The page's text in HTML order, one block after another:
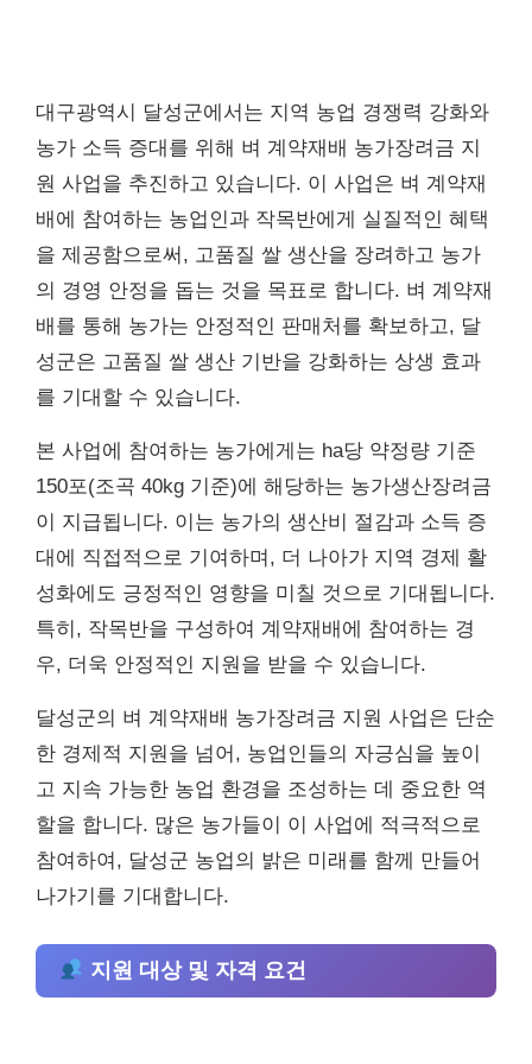
대구광역시 달성군에서는 지역 농업 경쟁력 강화와
농가 소득 증대를 위해 벼 계약재배 농가장려금 지
원 사업을 추진하고 있습니다. 이 사업은 벼 계약재
배에 참여하는 농업인과 작목반에게 실질적인 혜택
을 제공함으로써, 고품질 쌀 생산을 장려하고 농가
의 경영 안정을 돕는 것을 목표로 합니다. 벼 계약재
배를 통해 농가는 안정적인 판매처를 확보하고, 달
성군은 고품질 쌀 생산 기반을 강화하는 상생 효과
를 기대할 수 있습니다.
본 사업에 참여하는 농가에게는 ha당 약정량 기준
150포(조곡 40kg 기준)에 해당하는 농가생산장려금
이 지급됩니다. 이는 농가의 생산비 절감과 소득 증
대에 직접적으로 기여하며, 더 나아가 지역 경제 활
성화에도 긍정적인 영향을 미칠 것으로 기대됩니다.
특히, 작목반을 구성하여 계약재배에 참여하는 경
우, 더욱 안정적인 지원을 받을 수 있습니다.
달성군의 벼 계약재배 농가장려금 지원 사업은 단순
한 경제적 지원을 넘어, 농업인들의 자긍심을 높이
고 지속 가능한 농업 환경을 조성하는 데 중요한 역
할을 합니다. 많은 농가들이 이 사업에 적극적으로
참여하여, 달성군 농업의 밝은 미래를 함께 만들어
나가기를 기대합니다.
지원 대상 및 자격 요건